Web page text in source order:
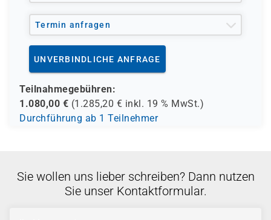
Termin anfragen
UNVERBINDLICHE ANFRAGE
Teilnahmegebühren:
1.080,00 € (1.285,20 € inkl. 19 % MwSt.)
Durchführung ab 1 Teilnehmer
Sie wollen uns lieber schreiben? Dann nutzen
Sie unser Kontaktformular.